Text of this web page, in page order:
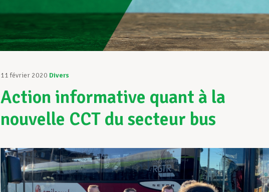
11 février 2020 Divers
Action informative quant à la
nouvelle CCT du secteur bus